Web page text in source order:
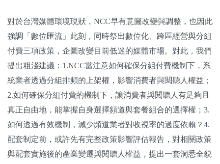
對於台灣媒體環境現狀，NCC早有意圖改變與調整，也因此
強調「數位匯流」此刻，同時祭出數位化、跨區經營與分組
付費三項政策，企圖改變目前低迷的媒體市場。對此，我們
提出粗淺建議：1.NCC當注意如何確保分組付費機制下，系
統業者透過分組排頻的上架權，影響消費者與閱聽人權益；
2.如何確保分組付費的機制下，讓消費者與閱聽人有足夠且
真正自由地，能掌握自身選擇頻道與套餐組合的選擇權；3.
如何透過有效機制，減少頻道業者對收視率的過度依賴？4.
配套制定前，或許先有完整政策影響評估報告，對相關政策
與配套實施後的產業變遷與閱聽人權益，提出一套洞悉全貌